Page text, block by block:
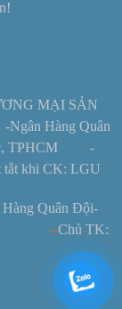
MẠI SẢN
Quân
TPHCM -
tắt khi CK: LGU
Đội-
Chủ TK: